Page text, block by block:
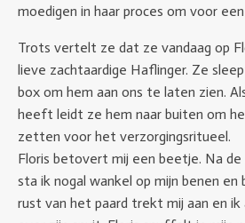
moedigen in haar proces om voor
Trots vertelt ze dat ze vandaag op
lieve zachtaardige Haflinger. Ze
box om hem aan ons te laten zien.
heeft leidt ze hem naar buiten om
zetten voor het verzorgingsritueel.
Floris betovert mij een beetje. Na
sta ik nogal wankel op mijn benen en
rust van het paard trekt mij aan en ik